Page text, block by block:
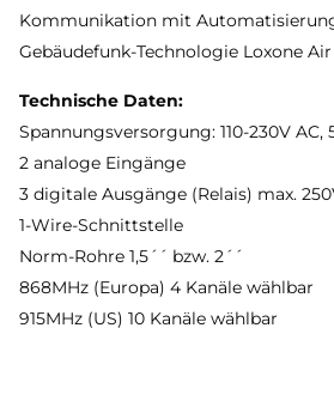
Kommunikation mit
Gebäudefunk-Technologie Loxone Air
Technische Daten:
Spannungsversorgung: 110-230V AC,
2 analoge Eingänge
3 digitale Ausgänge (Relais) max.
1-Wire-Schnittstelle
Norm-Rohre 1,5´´ bzw. 2´´
868MHz (Europa) 4 Kanäle wählbar
915MHz (US) 10 Kanäle wählbar